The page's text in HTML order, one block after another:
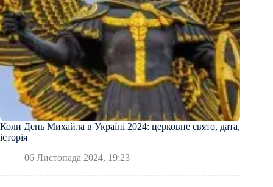
Коли День Михайла в Україні 2024: церковне свято, дата,
історія
06 Листопада 2024, 19:23